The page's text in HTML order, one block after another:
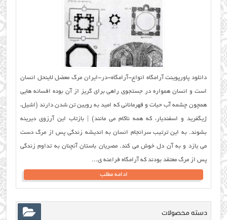
دانلود پاورپوینت آرامگاه انواع-آرامگاه-در-ايران مرگ معضل لاینحل انسان
است و انسان همواره در جستجوی راهی برای گریز از آن بوده افسانه هایی
همچون چشمه آب حیات و قهرمانانی که امید به رویین تن شدن دارند (اشیل،
ژیگفرید و اسفندیار، که همه ناکام می مانند) | بازتاب این آرزوی دیرینه
بشوند. به این ترتیب سرانجام انسان به اندیشه زندگی پس از مرگ دست
می یازد و به آن دل خوش می کند. مصریان باستان آنچنان به تداوم زندگی
پس از مرگ معتقد بودند که آرامگاه فراعنه ی...
ادامه مطلب
دسته محصولات